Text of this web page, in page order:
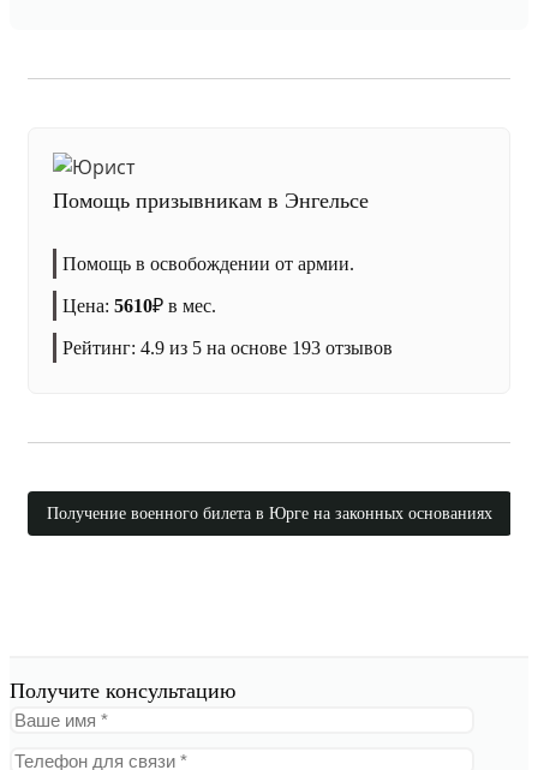
Помощь призывникам в Энгельсе
Помощь в освобождении от армии.
Цена: 5610₽ в мес.
Рейтинг: 4.9 из 5 на основе 193 отзывов
Получение военного билета в Юрге на законных основаниях
Получите консультацию